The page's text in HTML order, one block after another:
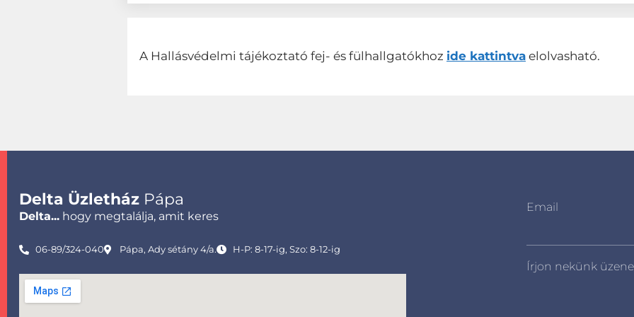
A Hallásvédelmi tájékoztató fej- és fülhallgatókhoz ide kattintva elolvasható.
Delta Üzletház Pápa
Delta... hogy megtalálja, amit keres
06-89/324-040 Pápa, Ady sétány 4/a. H-P: 8-17-ig, Szo: 8-12-ig
Email
Írjon nekünk